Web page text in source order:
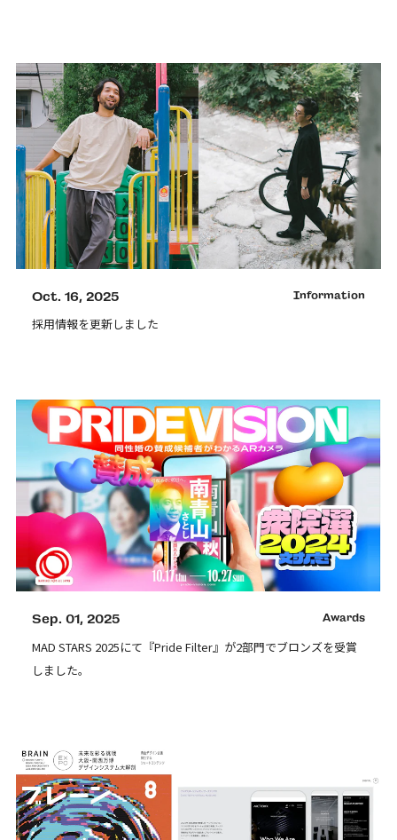
Oct. 16, 2025 Information
採用情報を更新しました
Sep. 01, 2025 Awards
MAD STARS 2025にて『Pride Filter』が2部門でブロンズを受賞
しました。